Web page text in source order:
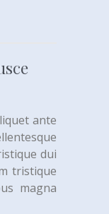
ante
dui
tristique
magna